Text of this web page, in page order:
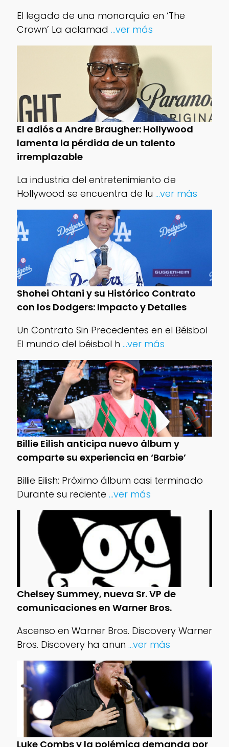
El legado de una monarquía en ‘The
Crown’ La aclamad ...ver más
El adiós a Andre Braugher: Hollywood
lamenta la pérdida de un talento
irremplazable
La industria del entretenimiento de
Hollywood se encuentra de lu ...ver más
Shohei Ohtani y su Histórico Contrato
con los Dodgers: Impacto y Detalles
Un Contrato Sin Precedentes en el Béisbol
El mundo del béisbol h ...ver más
Billie Eilish anticipa nuevo álbum y
comparte su experiencia en ‘Barbie’
Billie Eilish: Próximo álbum casi terminado
Durante su reciente ...ver más
Chelsey Summey, nueva Sr. VP de
comunicaciones en Warner Bros.
Ascenso en Warner Bros. Discovery Warner
Bros. Discovery ha anun ...ver más
Luke Combs y la polémica demanda por